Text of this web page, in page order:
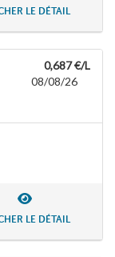
LE DÉTAIL
0,687 €/L
08/08/26
LE DÉTAIL